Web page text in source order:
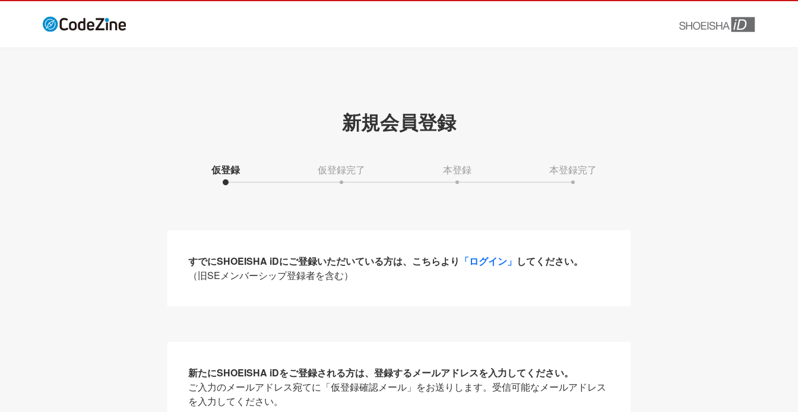
新規会員登録
仮登録 仮登録完了 本登録 本登録完了
すでにSHOEISHA iDにご登録いただいている方は、こちらより 「ログイン」 してください。
（旧SEメンバーシップ登録者を含む）
新たにSHOEISHA iDをご登録される方は、登録するメールアドレスを入力してください。
ご入力のメールアドレス宛てに「仮登録確認メール」をお送りします。受信可能なメールアドレス
を入力してください。